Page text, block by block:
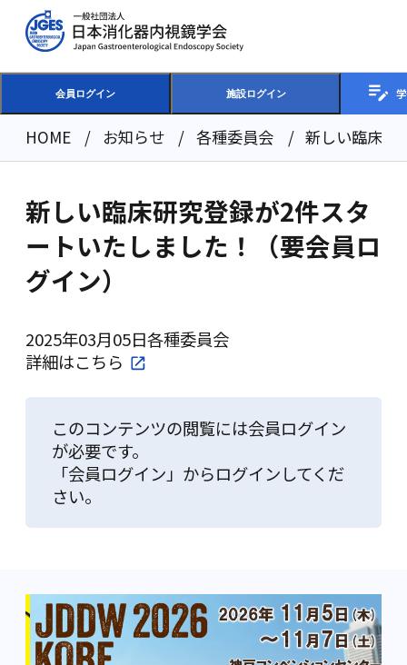
会員ログイン 施設ログイン
HOME お知らせ 各種委員会 新しい臨床研
2025年03月05日各種委員会
新しい臨床研究登録が2件スタ
ートいたしました！（要会員ロ
グイン）
詳細はこちら
このコンテンツの閲覧には会員ログイン
が必要です。
「会員ログイン」からログインしてくだ
さい。